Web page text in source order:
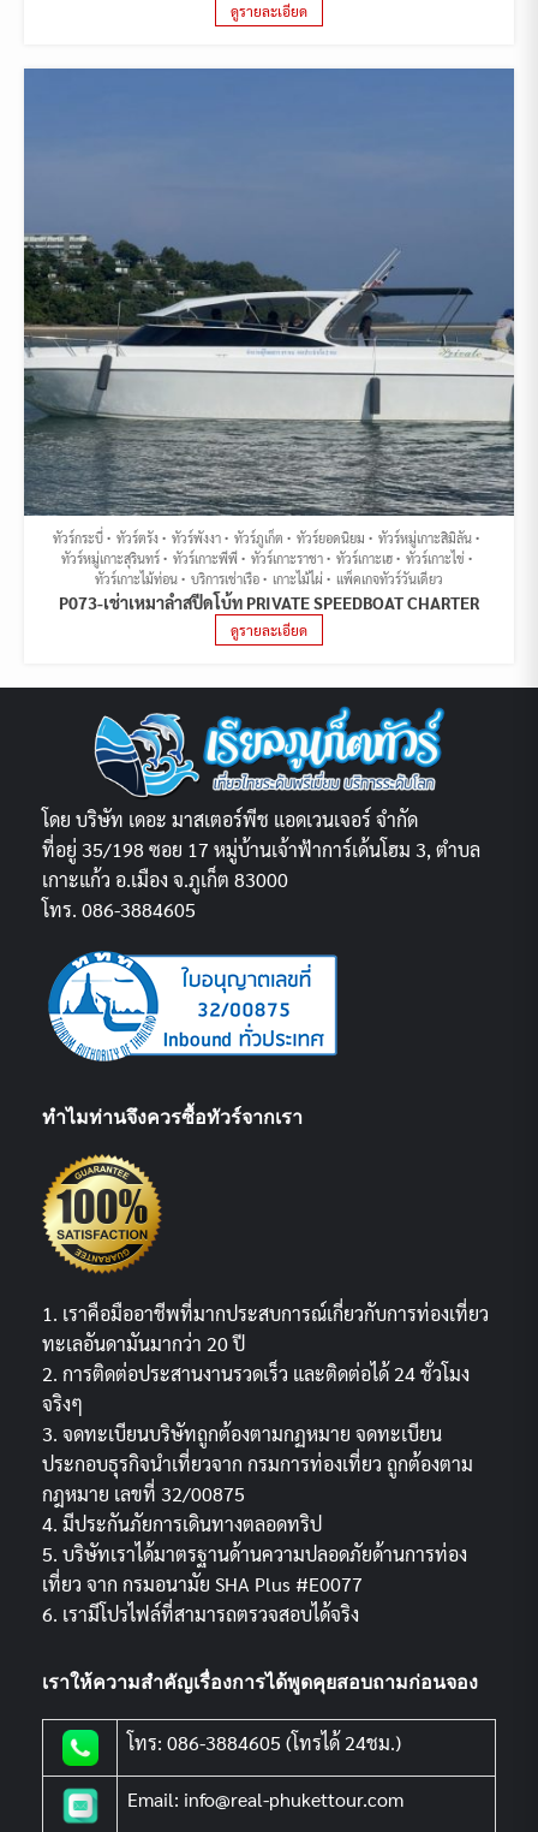
ดูรายละเอียด
ทัวร์กระบี่ ทัวร์ตรัง ทัวร์พังงา ทัวร์ภูเก็ต ทัวร์ยอดนิยม
ทัวร์หมู่เกาะสิมิลัน
ทัวร์หมู่เกาะสุรินทร์
ทัวร์เกาะพีพี ทัวร์เกาะราชา ทัวร์เกาะเฮ
ทัวร์เกาะไข่
ทัวร์เกาะไม้ท่อน
บริการเช่าเรือ เกาะไม้ไผ่ แพ็คเกจทัวร์วันเดียว
P073-เช่าเหมาลำสปีดโบ้ท PRIVATE SPEEDBOAT CHARTER
ดูรายละเอียด
โดย บริษัท เดอะ มาสเตอร์พีช แอดเวนเจอร์ จำกัด
ที่อยู่ 35/198 ซอย 17 หมู่บ้านเจ้าฟ้าการ์เด้นโฮม 3, ตำบล
เกาะแก้ว อ.เมือง จ.ภูเก็ต 83000
โทร. 086-3884605
ทำไมท่านจึงควรซื้อทัวร์จากเรา
1. เราคือมืออาชีพที่มากประสบการณ์เกี่ยวกับการท่องเที่ยว
ทะเลอันดามันมากว่า 20 ปี
2. การติดต่อประสานงานรวดเร็ว และติดต่อได้ 24 ชั่วโมง
จริงๆ
3. จดทะเบียนบริษัทถูกต้องตามกฏหมาย จดทะเบียน
ประกอบธุรกิจนำเที่ยวจาก กรมการท่องเที่ยว ถูกต้องตาม
กฎหมาย เลขที่ 32/00875
4. มีประกันภัยการเดินทางตลอดทริป
5. บริษัทเราได้มาตรฐานด้านความปลอดภัยด้านการท่อง
เที่ยว จาก กรมอนามัย SHA Plus #E0077
6. เรามีโปรไฟล์ที่สามารถตรวจสอบได้จริง
เราให้ความสำคัญเรื่องการได้พูดคุยสอบถามก่อนจอง
โทร: 086-3884605 (โทรได้ 24ชม.)
Email: info@real-phukettour.com